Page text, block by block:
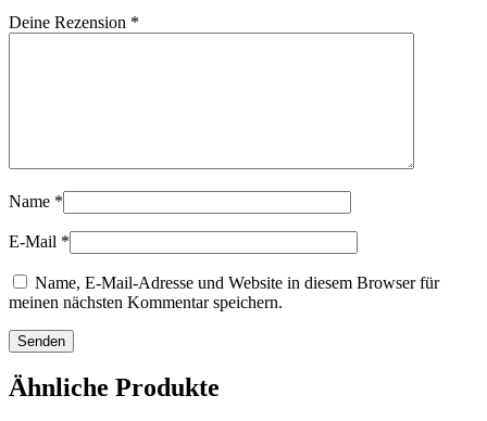
Deine Rezension *
Name *
E-Mail *
Name, E-Mail-Adresse und Website in diesem Browser für
meinen nächsten Kommentar speichern.
Ähnliche Produkte